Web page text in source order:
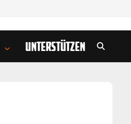
UNTERSTÜTZEN